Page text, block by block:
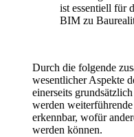
ist essentiell für
BIM zu
Durch die folgende
wesentlicher Aspekte
einerseits
werden
erkennbar, wofür
werden können.